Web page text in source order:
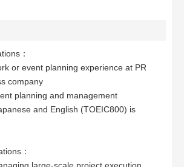
：
or event planning experience at PR
company
planning and management
and English (TOEIC800) is
：